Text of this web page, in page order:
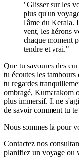
"Glisser sur les
plus qu'un
l'âme du Kerala.
vent, les hérons
chaque moment
tendre et vrai."
Que tu savoures des
tu écoutes les tambours
tu regardes
ombragé, Kumarakom
plus immersif. Il ne
de savoir comment tu
Nous sommes là pour
Contactez nos
planifiez un voyage ou